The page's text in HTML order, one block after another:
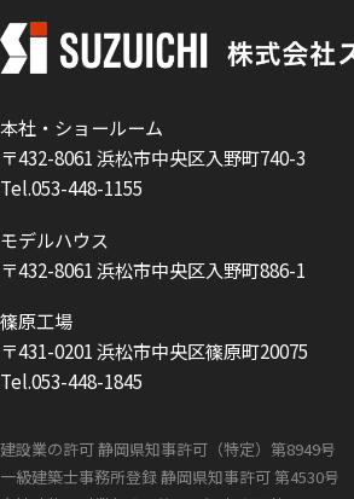
本社・ショールーム
〒432-8061 浜松市中央区入野町740-3
Tel.053-448-1155
モデルハウス
〒432-8061 浜松市中央区入野町886-1
篠原工場
〒431-0201 浜松市中央区篠原町20075
Tel.053-448-1845
建設業の許可 静岡県知事許可（特定）第8949号
一級建築士事務所登録 静岡県知事許可 第4530号